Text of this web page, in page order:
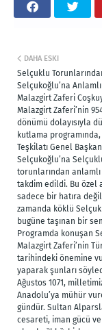
DAHA ESKI
Selçuklu
Selçukoğlu’na
Malazgirt Zaferi
Malazgirt Zaferi’nin
dönümü dolayısıyla
kutlama
Teşkilatı Genel
Selçukoğlu’na
torunlarından
takdim edildi. Bu özel
sadece bir hatıra
zamanda köklü
bugüne taşınan bir
Programda konuşan
Malazgirt Zaferi’nin
tarihindeki önemine
yaparak şunları
Ağustos 1071,
Anadolu’ya mühür
gündür. Sultan
cesareti, iman gücü